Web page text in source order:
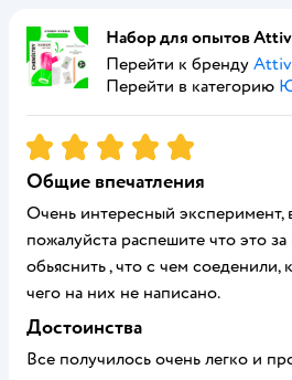
Набор для опытов
Перейти к бренду
Перейти в категорию
Рейтинг:5
Общие впечатления
Очень интересный эксперимент,
пожалуйста распешите что это
обьяснить , что с чем
чего на них не написано.
Достоинства
Все получилось очень легко и